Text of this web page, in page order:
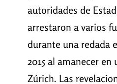
autoridades de
arrestaron a varios
durante una redada
2015 al amanecer en
Zúrich. Las